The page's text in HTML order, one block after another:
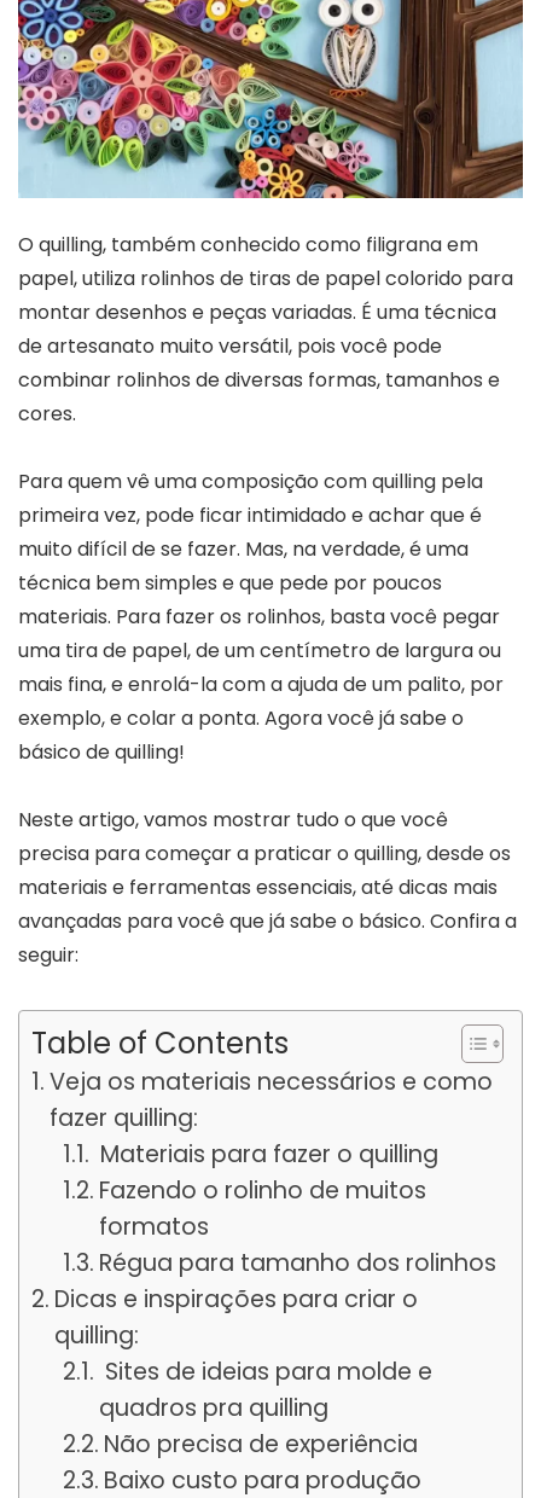
O quilling, também conhecido como filigrana em
papel, utiliza rolinhos de tiras de papel colorido para
montar desenhos e peças variadas. É uma técnica
de artesanato muito versátil, pois você pode
combinar rolinhos de diversas formas, tamanhos e
cores.
Para quem vê uma composição com quilling pela
primeira vez, pode ficar intimidado e achar que é
muito difícil de se fazer. Mas, na verdade, é uma
técnica bem simples e que pede por poucos
materiais. Para fazer os rolinhos, basta você pegar
uma tira de papel, de um centímetro de largura ou
mais fina, e enrolá-la com a ajuda de um palito, por
exemplo, e colar a ponta. Agora você já sabe o
básico de quilling!
Neste artigo, vamos mostrar tudo o que você
precisa para começar a praticar o quilling, desde os
materiais e ferramentas essenciais, até dicas mais
avançadas para você que já sabe o básico. Confira a
seguir:
Table of Contents
Veja os materiais necessários e como
fazer quilling:
Materiais para fazer o quilling
Fazendo o rolinho de muitos
formatos
Régua para tamanho dos rolinhos
Dicas e inspirações para criar o
quilling:
Sites de ideias para molde e
quadros pra quilling
Não precisa de experiência
Baixo custo para produção